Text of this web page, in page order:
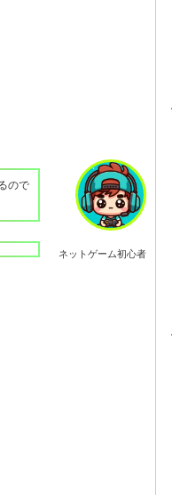
ネットゲーム初心者
ので